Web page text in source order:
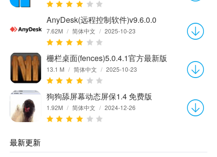
AnyDesk(远程控制软件)v9.6.0.0
7.62M / 简体中文 / 2025-10-23
栅栏桌面(fences)5.0.4.1官方最新版
13.1 M / 简体中文 / 2025-10-23
狗狗舔屏幕动态屏保1.4 免费版
1.92M / 简体中文 / 2024-12-26
最新更新